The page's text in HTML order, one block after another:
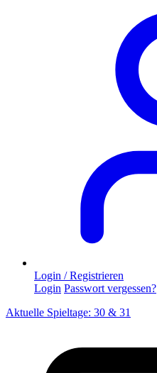
Login / Registrieren
Login Passwort vergessen?
Aktuelle Spieltage: 30 & 31